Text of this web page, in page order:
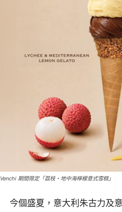
Venchi 期間限定「荔枝・地中海檸檬意式雪糕」
今個盛夏，意大利朱古力及